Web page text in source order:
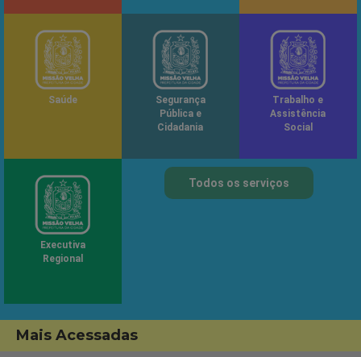
Saúde
Segurança
Pública e
Cidadania
Trabalho e
Assistência
Social
Executiva
Regional
Todos os serviços
Mais Acessadas